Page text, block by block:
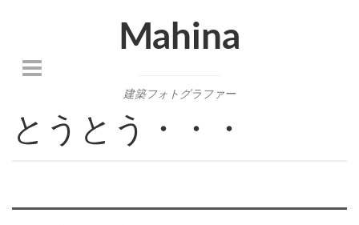
Mahina
建築フォトグラファー
とうとう・・・